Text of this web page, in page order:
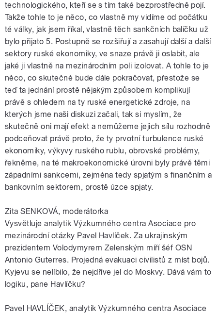
technologického, kteří se s tím také bezprostředně pojí.
Takže tohle to je něco, co vlastně my vidíme od počátku
té války, jak jsem říkal, vlastně těch sankčních balíčku už
bylo přijato 5. Postupně se rozšiřují a zasahují další a další
sektory ruské ekonomiky, ve snaze právě ji oslabit, ale
jaké ji vlastně na mezinárodním poli izolovat. A tohle to je
něco, co skutečně bude dále pokračovat, přestože se
teď ta jednání prostě nějakým způsobem komplikují
právě s ohledem na ty ruské energetické zdroje, na
kterých jsme naši diskuzi začali, tak si myslím, že
skutečně oni mají efekt a nemůžeme jejich sílu rozhodně
podceňovat právě proto, že ty prvotní turbulence ruské
ekonomiky, výkyvy ruského rublu, obrovské problémy,
řekněme, na té makroekonomické úrovni byly právě těmi
západními sankcemi, zejména tedy spjatým s finančním a
bankovním sektorem, prostě úzce spjaty.
Zita SENKOVÁ, moderátorka
Vysvětluje analytik Výzkumného centra Asociace pro
mezinárodní otázky Pavel Havlíček. Za ukrajinským
prezidentem Volodymyrem Zelenským míří šéf OSN
Antonio Guterres. Projedná evakuaci civilistů z míst bojů.
Kyjevu se nelíbilo, že nejdříve jel do Moskvy. Dává vám to
logiku, pane Havlíčku?
Pavel HAVLÍČEK, analytik Výzkumného centra Asociace